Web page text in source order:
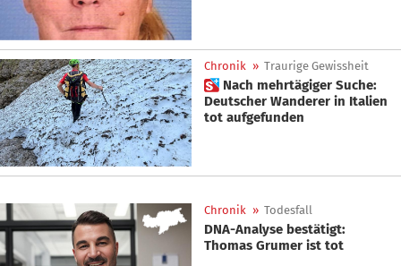
Chronik » Traurige Gewissheit
 Nach mehrtägiger Suche:
Deutscher Wanderer in Italien
tot aufgefunden
Chronik » Todesfall
DNA-Analyse bestätigt:
Thomas Grumer ist tot